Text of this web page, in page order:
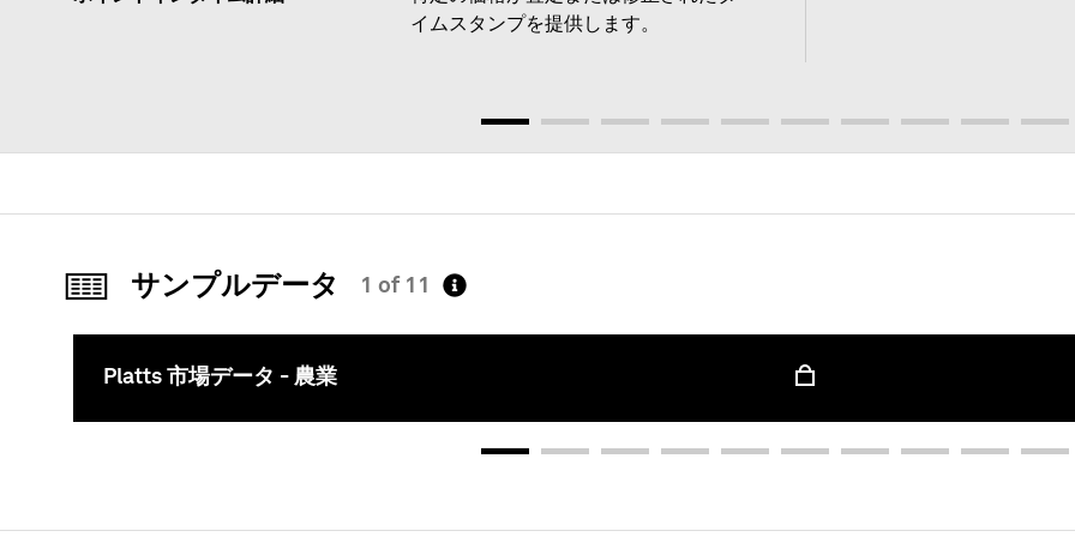
イムスタンプを提供します。
サンプルデータ 1 of 11
Platts 市場データ - 農業
サインイン